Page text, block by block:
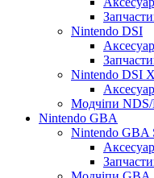
Nintendo DSI
Nintendo DSI
Модчіпи
Nintendo GBA
Nintendo GBA